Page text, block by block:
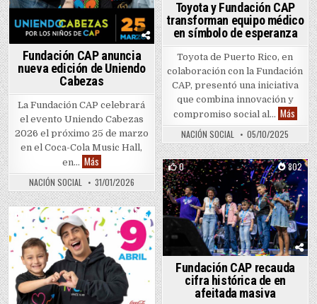
Fundación CAP anuncia
nueva edición de Uniendo
Cabezas
La Fundación CAP celebrará
el evento Uniendo Cabezas
2026 el próximo 25 de marzo
en el Coca-Cola Music Hall,
en… MásFundación CAP anuncia nueva edición de Uniendo Cabezas
NACIÓN SOCIAL 31/01/2026
Toyota y Fundación CAP
transforman equipo médico
en símbolo de esperanza
Toyota de Puerto Rico, en
colaboración con la Fundación
CAP, presentó una iniciativa
que combina innovación y
compromiso social al… Más
NACIÓN SOCIAL 05/10/2025
0 802
Posted in
Fundación CAP recauda
cifra histórica de en
afeitada masiva
0 1005
Posted in